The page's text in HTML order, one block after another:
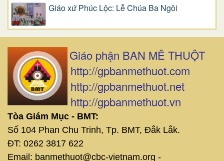
Giáo xứ Phúc Lộc: Lễ Chúa Ba Ngôi
Giáo phận BAN MÊ THUỘT
http://gpbanmethuot.com
http://gpbanmethuot.net
http://gpbanmethuot.vn
Tòa Giám Mục - BMT:
Số 104 Phan Chu Trinh, Tp. BMT, Đắk Lắk.
ĐT: 0262 3817 622
Email: banmethuot@cbc-vietnam.org -